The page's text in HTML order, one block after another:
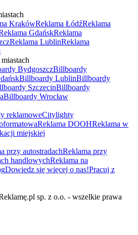
KrakówReklama ŁódźReklama
GdańskReklama
Reklama LublinReklama
BydgoszczBillboardy
Billboardy LublinBillboardy
SzczecinBillboardy
Billboardy Wrocław
reklamoweCitylighty
Reklama DOOHReklama w
miejskiej
przy autostradachReklama przy
handlowychReklama na
Dowiedz się więcej o nas!Pracuj z
sp. z o.o. - wszelkie prawa